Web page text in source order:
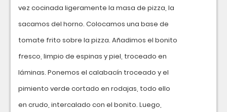
vez cocinada ligeramente la masa de pizza, la
sacamos del horno. Colocamos una base de
tomate frito sobre la pizza. Añadimos el bonito
fresco, limpio de espinas y piel, troceado en
láminas. Ponemos el calabacín troceado y el
pimiento verde cortado en rodajas, todo ello
en crudo, intercalado con el bonito. Luego,